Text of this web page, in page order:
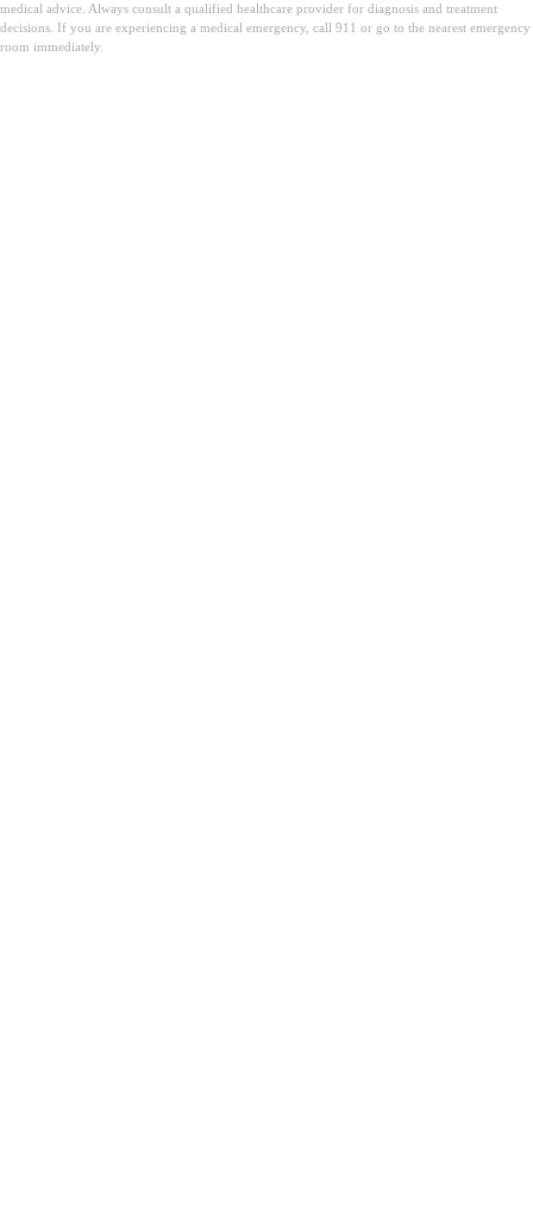
medical advice. Always consult a qualified healthcare provider for diagnosis and treatment
decisions. If you are experiencing a medical emergency, call 911 or go to the nearest emergency
room immediately.